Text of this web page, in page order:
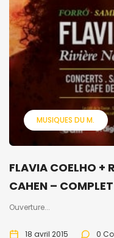
MUSIQUES DU M.
FLAVIA COELHO +
CAHEN – COMPLET
Ouverture...
18 avril 2015 0